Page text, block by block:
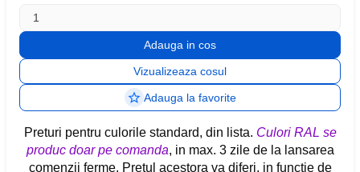
Vizualizeaza cosul
Adauga la favorite
Preturi pentru culorile standard, din lista. Culori RAL se
produc doar pe comanda, in max. 3 zile de la lansarea
comenzii ferme. Pretul acestora va diferi, in functie de